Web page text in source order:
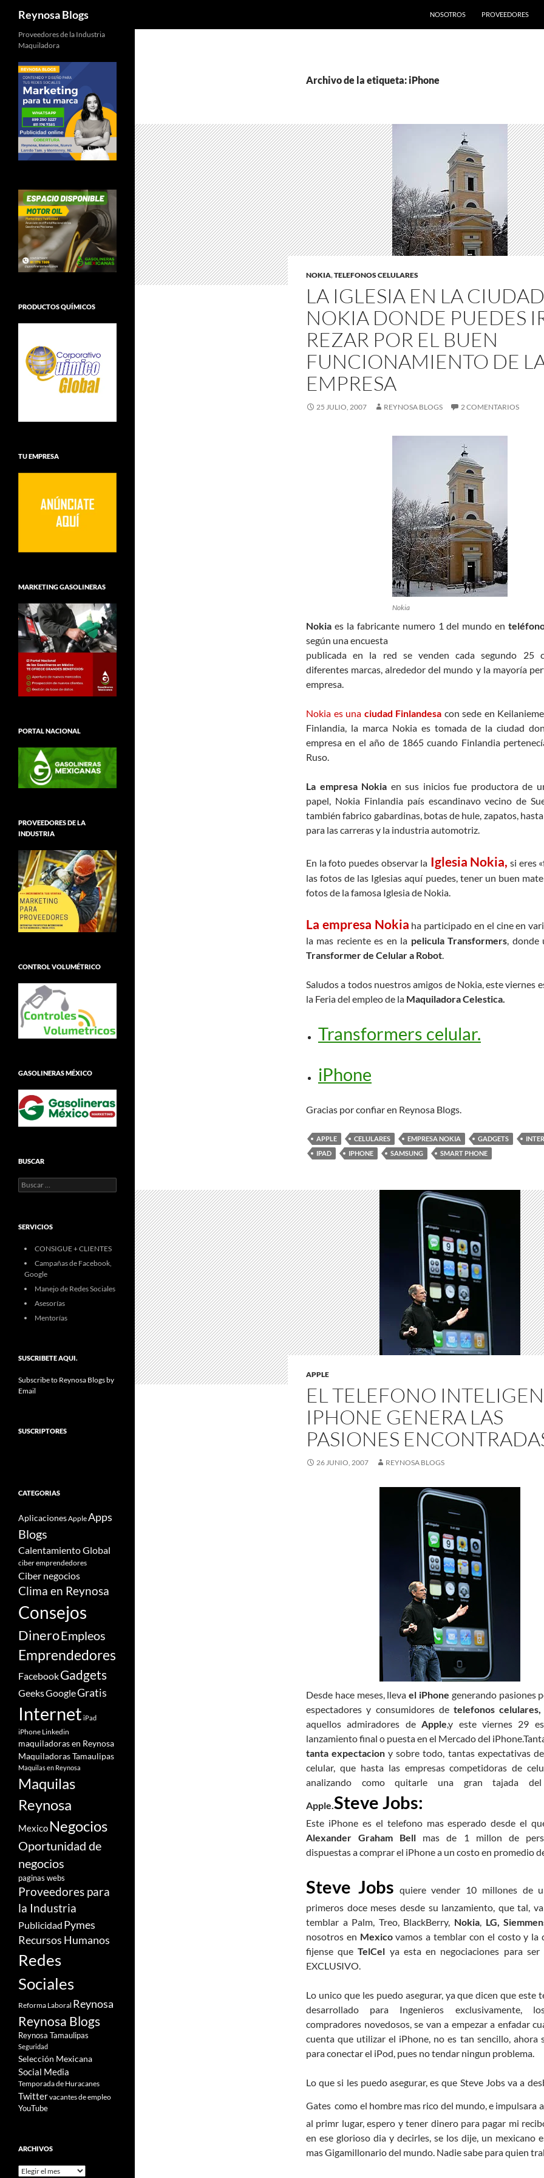
Reynosa Blogs
NOSOTROS
PROVEEDORES
Archivo de la etiqueta: iPhone
NOKIA,TELEFONOS CELULARES
LA IGLESIA EN LA
NOKIA DONDE PUEDES
REZAR POR EL BUEN
FUNCIONAMIENTO DE
EMPRESA
25 JULIO, 2007 REYNOSA BLOGS 2 COMENTARIOS
Nokia
Nokia es la fabricante numero 1 del mundo en
según una encuesta
publicada en la red se venden cada segundo 25
diferentes marcas, alrededor del mundo y la mayoría
empresa.
Nokia es una ciudad Finlandesa con sede en
Finlandia, la marca Nokia es tomada de la ciudad
empresa en el año de 1865 cuando Finlandia
Ruso.
La empresa Nokia en sus inicios fue productora de
papel, Nokia Finlandia país escandinavo vecino de
también fabrico gabardinas, botas de hule, zapatos,
para las carreras y la industria automotriz.
En la foto puedes observar la Iglesia Nokia, si eres
las fotos de las Iglesias aquí puedes, tener un buen
fotos de la famosa Iglesia de Nokia.
La empresa Nokia ha participado en el cine en
la mas reciente es en la pelicula Transformers, donde
Transformer de Celular a Robot.
Saludos a todos nuestros amigos de Nokia, este viernes
la Feria del empleo de la Maquiladora Celestica.
Transformers celular.
iPhone
Gracias por confiar en Reynosa Blogs.
APPLE CELULARES EMPRESA NOKIA GADGETS
IPAD
IPHONE SAMSUNG SMART PHONE
APPLE
EL TELEFONO
IPHONE GENERA LAS
PASIONES
26 JUNIO, 2007 REYNOSA BLOGS
Desde hace meses, llevael iPhone generando pasiones
espectadores y consumidores detelefonos celulares,
aquellos admiradores deApple,y este viernes 29
lanzamiento final o puesta en el Mercado del
tanta expectacion y sobre todo, tantas expectativas
celular, que hasta las empresas competidoras de
analizando como quitarle una gran tajada
Apple.Steve Jobs:
Este iPhone es el telefono mas esperado desde el
Alexander Graham Bell mas de 1 millon de
dispuestas a comprar el iPhone a un costo en promedio
Steve Jobs quiere vender 10 millones de
primeros doce meses desde su lanzamiento, que tal,
temblar a Palm, Treo, BlackBerry, Nokia, LG,
nosotros en Mexicovamos a temblar con el costo y la
fijense queTelCel ya esta en negociaciones para
EXCLUSIVO.
Lo unico que les puedo asegurar, ya que dicen que este
desarrollado para Ingenieros exclusivamente,
compradores novedosos, se van a empezar a enfadar
cuenta que utilizar el iPhone, no es tan sencillo, ahora
para conectar el iPod, pues no tendar ningun problema.
Lo que si les puedo asegurar, es que Steve Jobs va a
Gates como el hombre mas rico del mundo, e impulsara
al primr lugar, espero y tener dinero para pagar mi
en ese glorioso dia y decirles, se los dije, un mexicano
mas Gigamillonario del mundo. Nadie sabe para quien
Proveedores de la Industria
Maquiladora
PRODUCTOS QUÍMICOS
TU EMPRESA
MARKETING GASOLINERAS
PORTAL NACIONAL
PROVEEDORES DE LA
INDUSTRIA
CONTROL VOLUMÉTRICO
GASOLINERAS MÉXICO
BUSCAR
Buscar:
SERVICIOS
CONSIGUE + CLIENTES
Campañas de Facebook,
Google
Manejo de Redes Sociales
Asesorías
Mentorías
SUSCRIBETE AQUI.
Subscribe to Reynosa Blogs by
Email
SUSCRIPTORES
CATEGORIAS
Aplicaciones AppleApps
Blogs
Calentamiento Global
ciber emprendedores
Ciber negocios
Clima en Reynosa
Consejos
DineroEmpleos
Emprendedores
FacebookGadgets
GeeksGoogleGratis
Internet iPad
iPhone Linkedin
maquiladoras en Reynosa
Maquiladoras Tamaulipas
Maquilas en Reynosa
Maquilas
Reynosa
Mexico Negocios
Oportunidad de
negocios
paginas webs
Proveedores para
la Industria
Publicidad Pymes
Recursos Humanos
Redes
Sociales
Reforma Laboral Reynosa
Reynosa Blogs
Reynosa Tamaulipas
Seguridad
Selección Mexicana
Social Media
Temporada de Huracanes
Twittervacantes de empleo
YouTube
ARCHIVOS
Archivos